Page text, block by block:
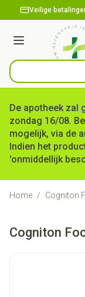
Ga naar de inhoud
1 van 1
Veilige
Menu
Product, merk,
De apotheek zal
zondag 16/08.
mogelijk, via de
Indien het
'onmiddellijk
Home / Cogniton
Cogniton